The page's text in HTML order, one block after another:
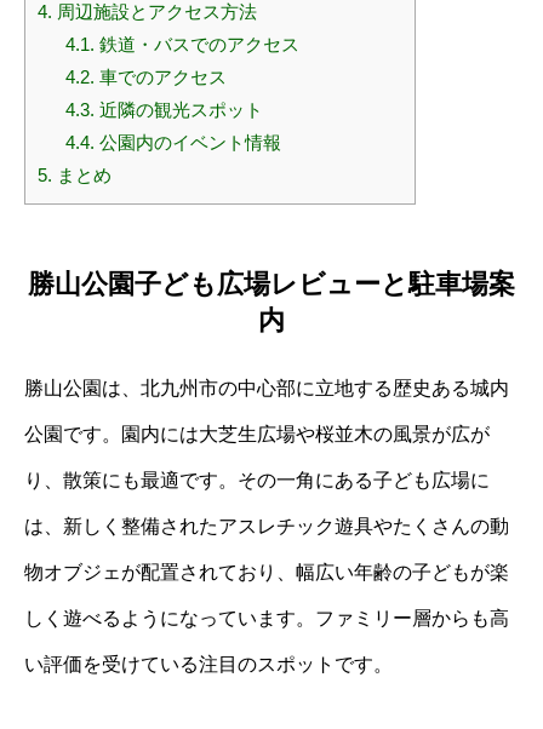
4. 周辺施設とアクセス方法
4.1. 鉄道・バスでのアクセス
4.2. 車でのアクセス
4.3. 近隣の観光スポット
4.4. 公園内のイベント情報
5. まとめ
勝山公園子ども広場レビューと駐車場案
内
勝山公園は、北九州市の中心部に立地する歴史ある城内
公園です。園内には大芝生広場や桜並木の風景が広が
り、散策にも最適です。その一角にある子ども広場に
は、新しく整備されたアスレチック遊具やたくさんの動
物オブジェが配置されており、幅広い年齢の子どもが楽
しく遊べるようになっています。ファミリー層からも高
い評価を受けている注目のスポットです。